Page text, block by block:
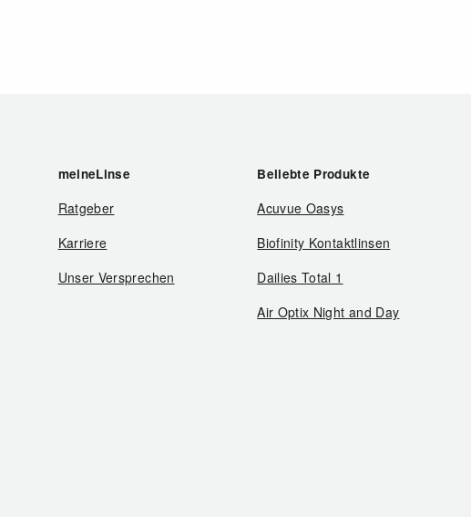
meineLinse
Ratgeber
Karriere
Unser Versprechen
Beliebte Produkte
Acuvue Oasys
Biofinity Kontaktlinsen
Dailies Total 1
Air Optix Night and Day